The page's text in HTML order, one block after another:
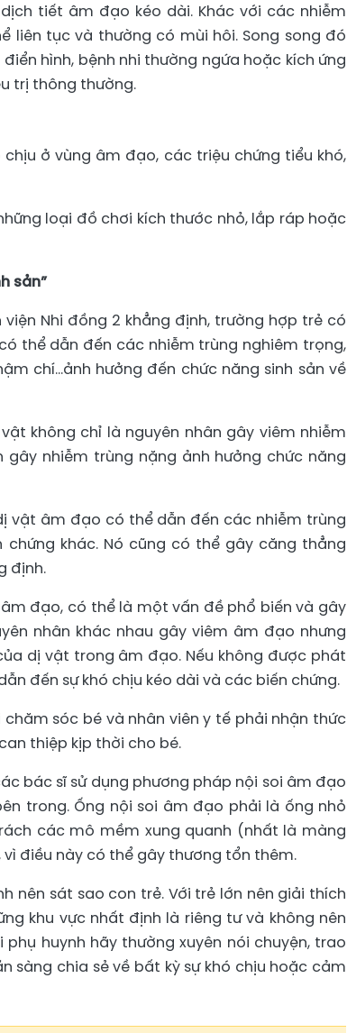
tiết âm đạo kéo dài. Khác với các nhiễm
tục và thường có mùi hôi. Song song đó
hình, bệnh nhi thường ngứa hoặc kích ứng
trị thông thường.
ở vùng âm đạo, các triệu chứng tiểu khó,
loại đồ chơi kích thước nhỏ, lắp ráp hoặc
sản”
viện Nhi đồng 2 khẳng định, trường hợp trẻ có
thể dẫn đến các nhiễm trùng nghiêm trọng,
chí…ảnh hưởng đến chức năng sinh sản về
không chỉ là nguyên nhân gây viêm nhiễm
nhiễm trùng nặng ảnh hưởng chức năng
vật âm đạo có thể dẫn đến các nhiễm trùng
khác. Nó cũng có thể gây căng thẳng
định.
đạo, có thể là một vấn đề phổ biến và gây
nhân khác nhau gây viêm âm đạo nhưng
dị vật trong âm đạo. Nếu không được phát
đến sự khó chịu kéo dài và các biến chứng.
sóc bé và nhân viên y tế phải nhận thức
thiệp kịp thời cho bé.
bác sĩ sử dụng phương pháp nội soi âm đạo
trong. Ống nội soi âm đạo phải là ống nhỏ
các mô mềm xung quanh (nhất là màng
điều này có thể gây thương tổn thêm.
nên sát sao con trẻ. Với trẻ lớn nên giải thích
khu vực nhất định là riêng tư và không nên
huynh hãy thường xuyên nói chuyện, trao
chia sẻ về bất kỳ sự khó chịu hoặc cảm